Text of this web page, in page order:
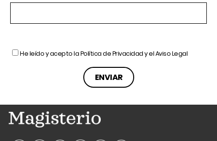
He leído y acepto laPolítica de Privacidady elAviso Legal